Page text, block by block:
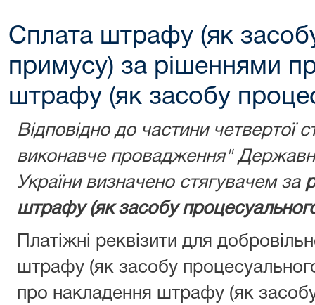
Сплата штрафу (як
примусу) за рішеннями
штрафу (як засобу
Відповідно до частини четвертої
виконавче провадження"
України визначено стягувачем за
штрафу (як засобу
Платіжні реквізити для
штрафу (як засобу
про накладення штрафу (як